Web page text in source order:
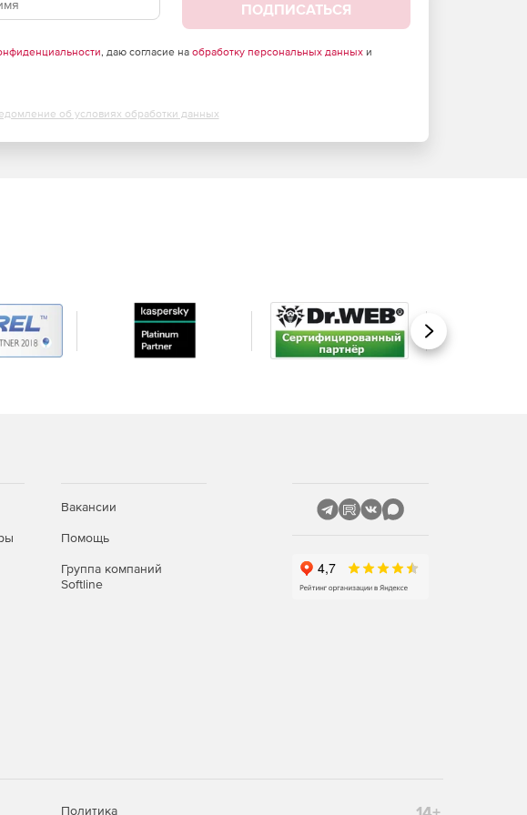
ПОДПИСАТЬСЯ
, даю согласие на обработку персональных данныхи
об условиях обработки данных
Вперед
Вакансии
Помощь
Группа компаний
Softline
Политика